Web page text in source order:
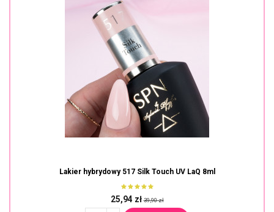
Lakier hybrydowy 517 Silk Touch UV LaQ 8ml
25,94 zł39,90 zł